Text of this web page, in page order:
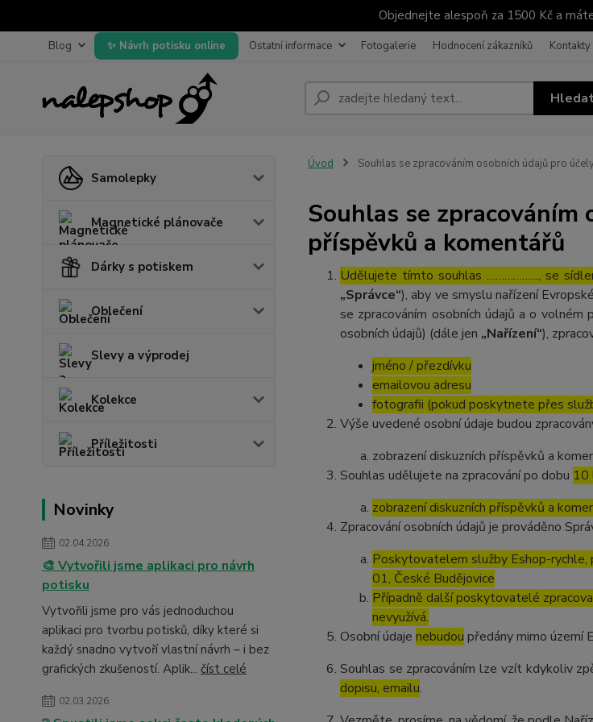
Objednejte alespoň za 1500 Kč a
Blog Návrh potisku online Ostatní informace Fotogalerie Hodnocení zákazníků Kontakty
Hledat
Samolepky
Magnetické plánovače
Dárky s potiskem
Oblečení
Slevy a výprodej
Kolekce
Příležitosti
Novinky
02.04.2026
🎨 Vytvořili jsme aplikaci pro návrh
potisku
Vytvořili jsme pro vás jednoduchou
aplikaci pro tvorbu potisků, díky které si
každý snadno vytvoří vlastní návrh – i bez
grafických zkušeností. Aplik... číst celé
02.03.2026
Úvod Souhlas se zpracováním osobních údajů pro
Souhlas se
příspěvků a komentářů
Udělujete tímto souhlas ……………..., se
„Správce“), aby ve smyslu nařízení
se zpracováním osobních údajů a o
osobních údajů) (dále jen „Nařízení“),
jméno / přezdívku
emailovou adresu
fotografii (pokud poskytnete přes
Výše uvedené osobní údaje budou
zobrazení diskuzních příspěvků a
Souhlas udělujete na zpracování po dobu
zobrazení diskuzních příspěvků a
Zpracování osobních údajů je prováděno
Poskytovatelem služby Eshop-
01, České Budějovice
Případně další poskytovatelé
nevyužívá.
Osobní údaje nebudou předány mimo území
Souhlas se zpracováním lze vzít kdykoliv
dopisu, emailu.